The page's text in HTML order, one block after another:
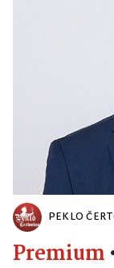
PEKLO
Premium